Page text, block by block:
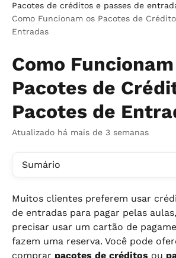
Pacotes de créditos e passes de
Como Funcionam os Pacotes de
Entradas
Como
Pacotes de
Pacotes de
Atualizado há mais de 3 semanas
Sumário
Muitos clientes preferem usar
de entradas para pagar pelas
precisar usar um cartão de
fazem uma reserva. Você pode
comprar pacotes de créditos ou